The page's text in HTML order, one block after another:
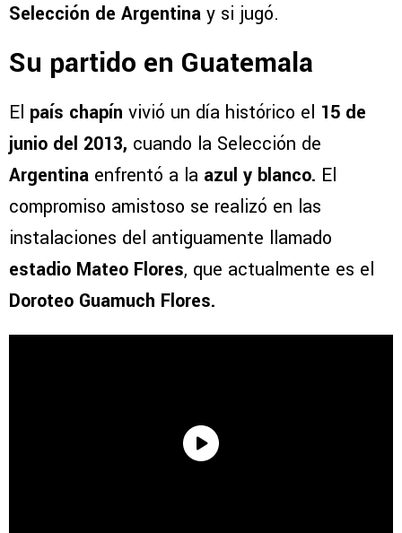
Selección de Argentina y si jugó.
Su partido en Guatemala
El país chapín vivió un día histórico el 15 de
junio del 2013, cuando la Selección de
Argentina enfrentó a la azul y blanco. El
compromiso amistoso se realizó en las
instalaciones del antiguamente llamado
estadio Mateo Flores, que actualmente es el
Doroteo Guamuch Flores.